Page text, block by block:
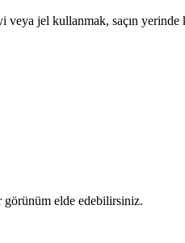
veya jel kullanmak, saçın yerinde
görünüm elde edebilirsiniz.